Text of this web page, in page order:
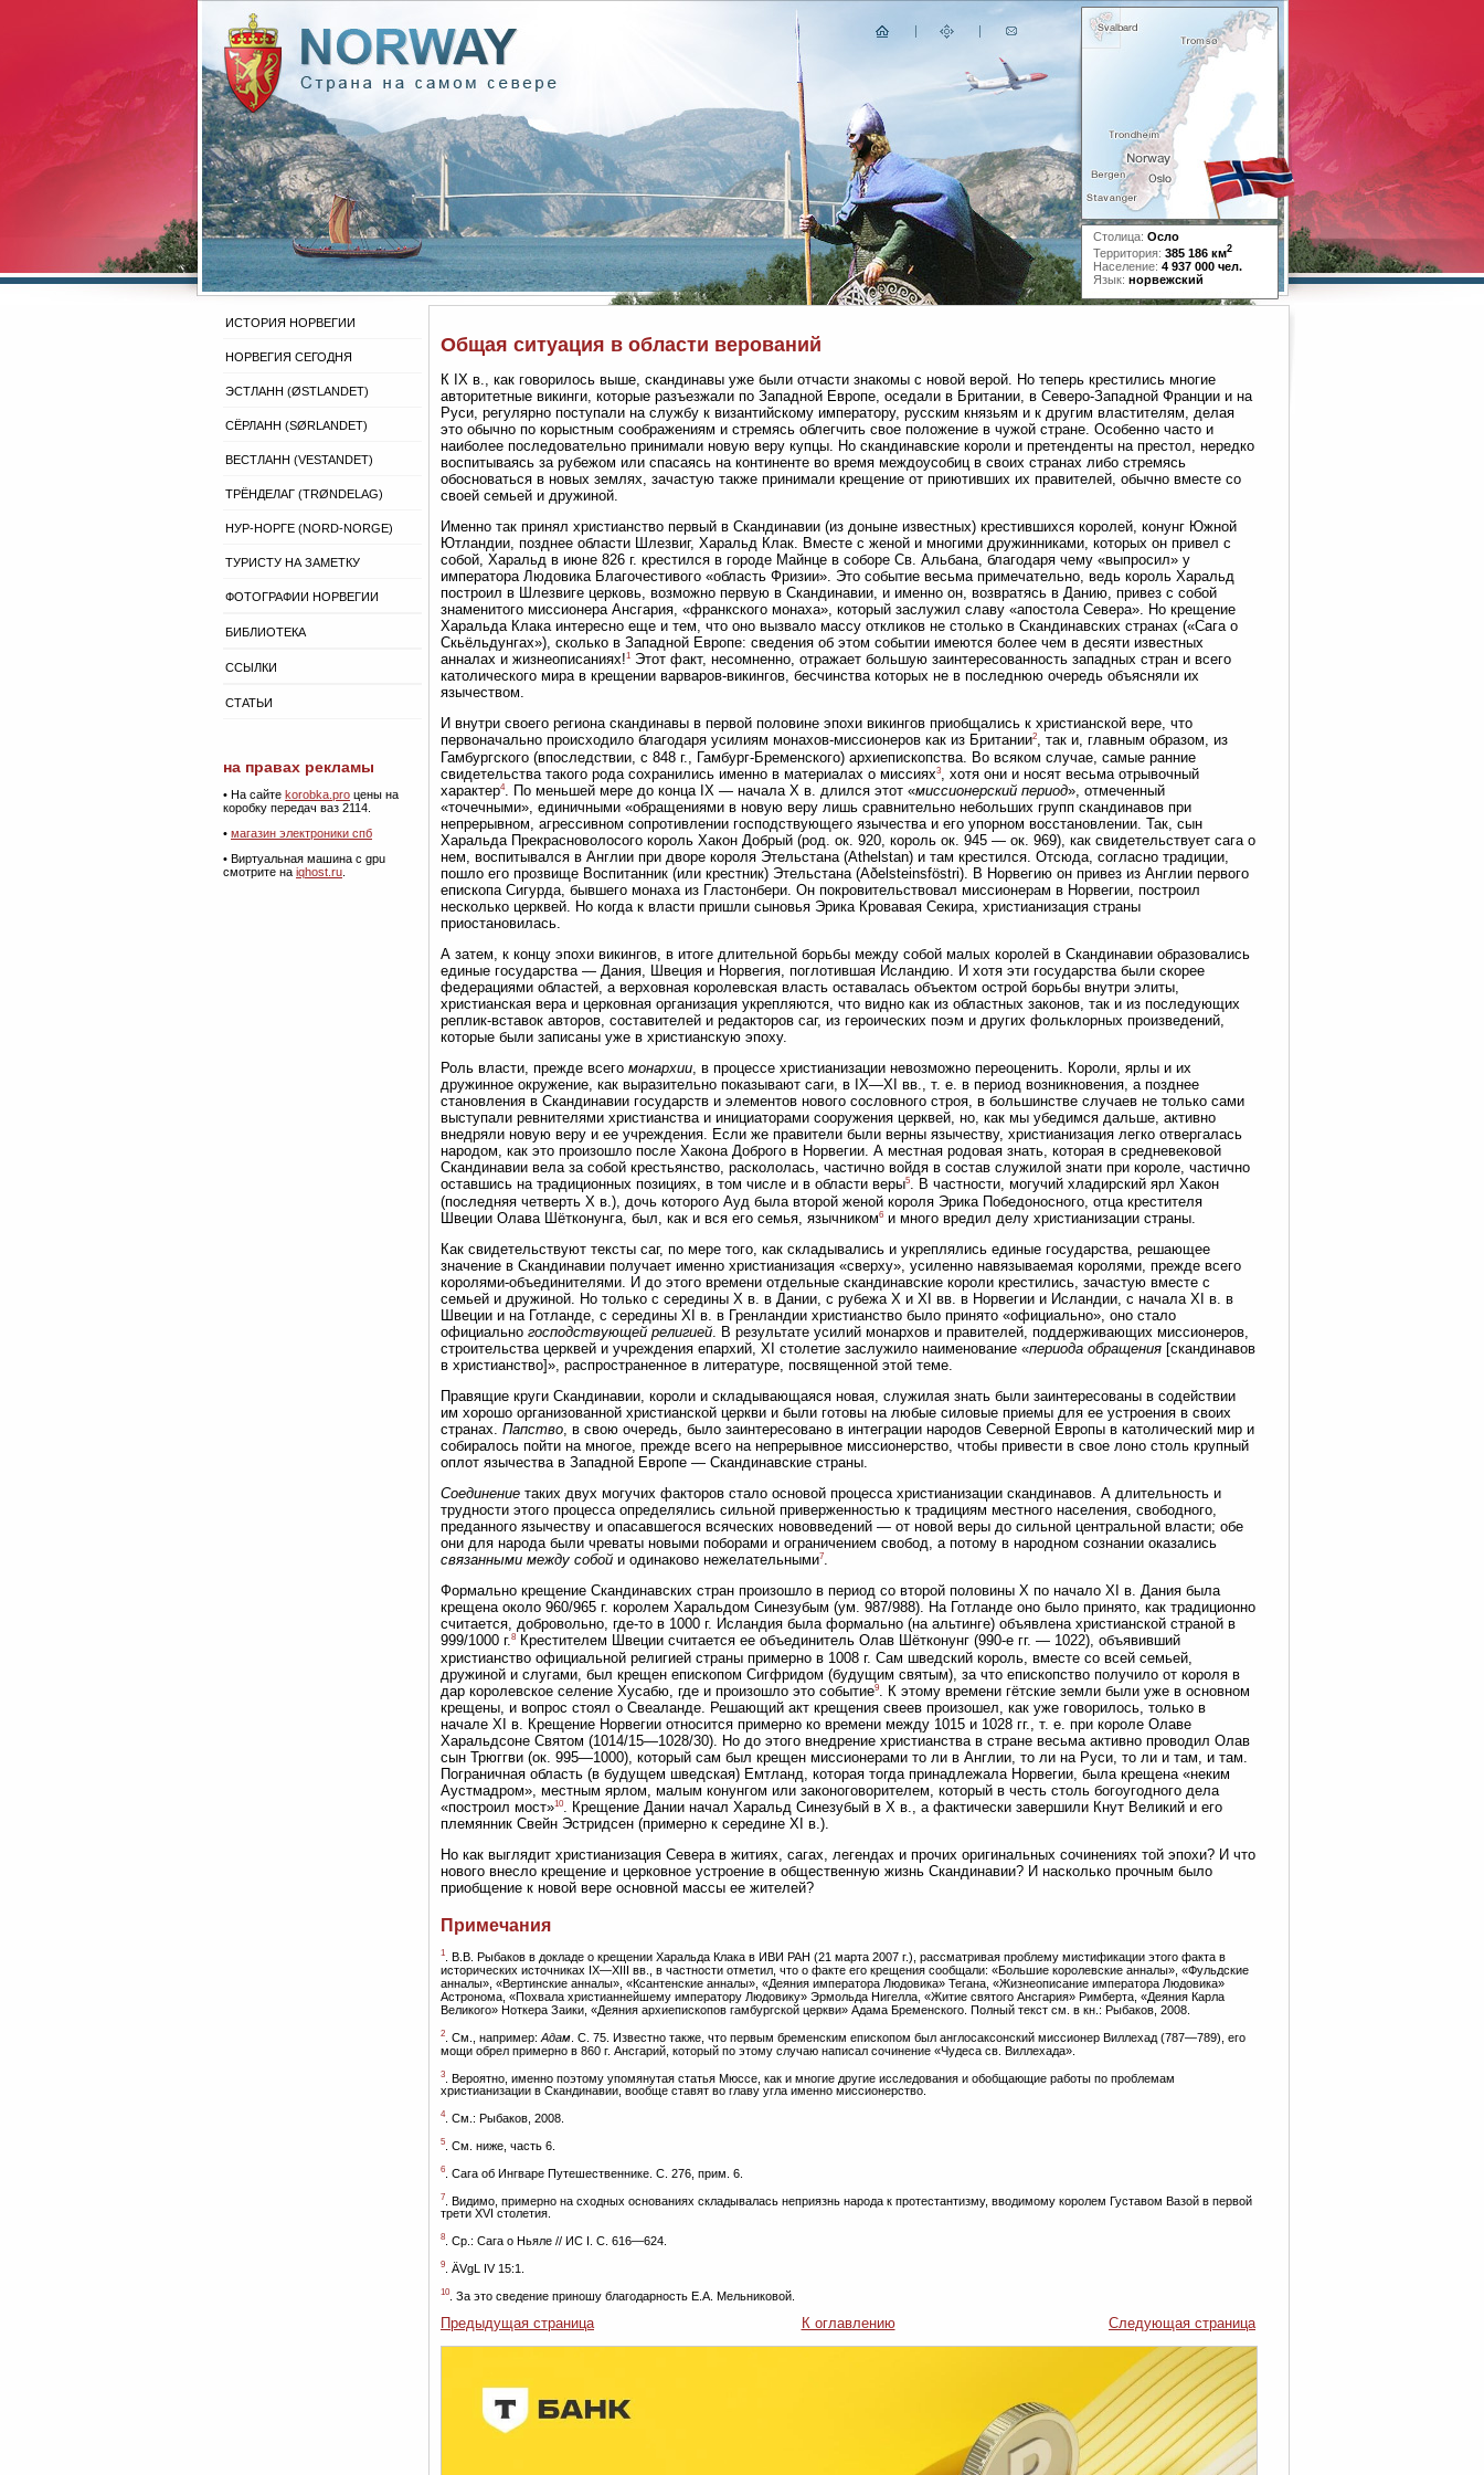
Столица: Осло
Территория: 385 186 км2
Население: 4 937 000 чел.
Язык: норвежский
ИСТОРИЯ НОРВЕГИИ
НОРВЕГИЯ СЕГОДНЯ
ЭСТЛАНН (ØSTLANDET)
СЁРЛАНН (SØRLANDET)
ВЕСТЛАНН (VESTANDET)
ТРЁНДЕЛАГ (TRØNDELAG)
НУР-НОРГЕ (NORD-NORGE)
ТУРИСТУ НА ЗАМЕТКУ
ФОТОГРАФИИ НОРВЕГИИ
БИБЛИОТЕКА
ССЫЛКИ
СТАТЬИ
на правах рекламы
• На сайте korobka.pro цены на
коробку передач ваз 2114.
• магазин электроники спб
• Виртуальная машина с gpu
смотрите на iqhost.ru
Общая ситуация в области верований
К IX в., как говорилось выше, скандинавы уже были отчасти знакомы с новой верой. Но теперь крестились многие
авторитетные викинги, которые разъезжали по Западной Европе, оседали в Британии, в Северо-Западной Франции и на
Руси, регулярно поступали на службу к византийскому императору, русским князьям и к другим властителям, делая
это обычно по корыстным соображениям и стремясь облегчить свое положение в чужой стране. Особенно часто и
наиболее последовательно принимали новую веру купцы. Но скандинавские короли и претенденты на престол, нередко
воспитываясь за рубежом или спасаясь на континенте во время междоусобиц в своих странах либо стремясь
обосноваться в новых землях, зачастую также принимали крещение от приютивших их правителей, обычно вместе со
своей семьей и дружиной.
Именно так принял христианство первый в Скандинавии (из доныне известных) крестившихся королей, конунг Южной
Ютландии, позднее области Шлезвиг, Харальд Клак. Вместе с женой и многими дружинниками, которых он привел с
собой, Харальд в июне 826 г. крестился в городе Майнце в соборе Св. Альбана, благодаря чему «выпросил» у
императора Людовика Благочестивого «область Фризии». Это событие весьма примечательно, ведь король Харальд
построил в Шлезвиге церковь, возможно первую в Скандинавии, и именно он, возвратясь в Данию, привез с собой
знаменитого миссионера Ансгария, «франкского монаха», который заслужил славу «апостола Севера». Но крещение
Харальда Клака интересно еще и тем, что оно вызвало массу откликов не столько в Скандинавских странах («Сага о
Скьёльдунгах»), сколько в Западной Европе: сведения об этом событии имеются более чем в десяти известных
анналах и жизнеописаниях!1 Этот факт, несомненно, отражает большую заинтересованность западных стран и всего
католического мира в крещении варваров-викингов, бесчинства которых не в последнюю очередь объясняли их
язычеством.
И внутри своего региона скандинавы в первой половине эпохи викингов приобщались к христианской вере, что
первоначально происходило благодаря усилиям монахов-миссионеров как из Британии2, так и, главным образом, из
Гамбургского (впоследствии, с 848 г., Гамбург-Бременского) архиепископства. Во всяком случае, самые ранние
свидетельства такого рода сохранились именно в материалах о миссиях3
, хотя они и носят весьма отрывочный
характер4. По меньшей мере до конца IX — начала X в. длился этот «миссионерский период», отмеченный
«точечными», единичными «обращениями в новую веру лишь сравнительно небольших групп скандинавов при
непрерывном, агрессивном сопротивлении господствующего язычества и его упорном восстановлении. Так, сын
Харальда Прекрасноволосого король Хакон Добрый (род. ок. 920, король ок. 945 — ок. 969), как свидетельствует сага о
нем, воспитывался в Англии при дворе короля Этельстана (Athelstan) и там крестился. Отсюда, согласно традиции,
пошло его прозвище Воспитанник (или крестник) Этельстана (Aðelsteinsföstri). В Норвегию он привез из Англии первого
епископа Сигурда, бывшего монаха из Гластонбери. Он покровительствовал миссионерам в Норвегии, построил
несколько церквей. Но когда к власти пришли сыновья Эрика Кровавая Секира, христианизация страны
приостановилась.
А затем, к концу эпохи викингов, в итоге длительной борьбы между собой малых королей в Скандинавии образовались
единые государства — Дания, Швеция и Норвегия, поглотившая Исландию. И хотя эти государства были скорее
федерациями областей, а верховная королевская власть оставалась объектом острой борьбы внутри элиты,
христианская вера и церковная организация укрепляются, что видно как из областных законов, так и из последующих
реплик-вставок авторов, составителей и редакторов саг, из героических поэм и других фольклорных произведений,
которые были записаны уже в христианскую эпоху.
Роль власти, прежде всего монархии, в процессе христианизации невозможно переоценить. Короли, ярлы и их
дружинное окружение, как выразительно показывают саги, в IX—XI вв., т. е. в период возникновения, а позднее
становления в Скандинавии государств и элементов нового сословного строя, в большинстве случаев не только сами
выступали ревнителями христианства и инициаторами сооружения церквей, но, как мы убедимся дальше, активно
внедряли новую веру и ее учреждения. Если же правители были верны язычеству, христианизация легко отвергалась
народом, как это произошло после Хакона Доброго в Норвегии. А местная родовая знать, которая в средневековой
Скандинавии вела за собой крестьянство, раскололась, частично войдя в состав служилой знати при короле, частично
оставшись на традиционных позициях, в том числе и в области веры5. В частности, могучий хладирский ярл Хакон
(последняя четверть X в.), дочь которого Ауд была второй женой короля Эрика Победоносного, отца крестителя
Швеции Олава Шётконунга, был, как и вся его семья, язычником6 и много вредил делу христианизации страны.
Как свидетельствуют тексты саг, по мере того, как складывались и укреплялись единые государства, решающее
значение в Скандинавии получает именно христианизация «сверху», усиленно навязываемая королями, прежде всего
королями-объединителями. И до этого времени отдельные скандинавские короли крестились, зачастую вместе с
семьей и дружиной. Но только с середины X в. в Дании, с рубежа X и XI вв. в Норвегии и Исландии, с начала XI в. в
Швеции и на Готланде, с середины XI в. в Гренландии христианство было принято «официально», оно стало
официально господствующей религией . В результате усилий монархов и правителей, поддерживающих миссионеров,
строительства церквей и учреждения епархий, XI столетие заслужило наименование «периода обращения [скандинавов
в христианство]», распространенное в литературе, посвященной этой теме.
Правящие круги Скандинавии, короли и складывающаяся новая, служилая знать были заинтересованы в содействии
им хорошо организованной христианской церкви и были готовы на любые силовые приемы для ее устроения в своих
странах. Папство , в свою очередь, было заинтересовано в интеграции народов Северной Европы в католический мир и
собиралось пойти на многое, прежде всего на непрерывное миссионерство, чтобы привести в свое лоно столь крупный
оплот язычества в Западной Европе — Скандинавские страны.
Соединение таких двух могучих факторов стало основой процесса христианизации скандинавов. А длительность и
трудности этого процесса определялись сильной приверженностью к традициям местного населения, свободного,
преданного язычеству и опасавшегося всяческих нововведений — от новой веры до сильной центральной власти; обе
они для народа были чреваты новыми поборами и ограничением свобод, а потому в народном сознании оказались
связанными между собой и одинаково нежелательными7.
Формально крещение Скандинавских стран произошло в период со второй половины X по начало XI в. Дания была
крещена около 960/965 г. королем Харальдом Синезубым (ум. 987/988). На Готланде оно было принято, как традиционно
считается, добровольно, где-то в 1000 г. Исландия была формально (на альтинге) объявлена христианской страной в
999/1000 г.8
Крестителем Швеции считается ее объединитель Олав Шётконунг (990-е гг. — 1022), объявивший
христианство официальной религией страны примерно в 1008 г. Сам шведский король, вместе со всей семьей,
дружиной и слугами, был крещен епископом Сигфридом (будущим святым), за что епископство получило от короля в
дар королевское селение Хусабю, где и произошло это событие9
. К этому времени гётские земли были уже в основном
крещены, и вопрос стоял о Свеаланде. Решающий акт крещения свеев произошел, как уже говорилось, только в
начале XI в. Крещение Норвегии относится примерно ко времени между 1015 и 1028 гг., т. е. при короле Олаве
Харальдсоне Святом (1014/15—1028/30). Но до этого внедрение христианства в стране весьма активно проводил Олав
сын Трюггви (ок. 995—1000), который сам был крещен миссионерами то ли в Англии, то ли на Руси, то ли и там, и там.
Пограничная область (в будущем шведская) Емтланд, которая тогда принадлежала Норвегии, была крещена «неким
Аустмадром», местным ярлом, малым конунгом или законоговорителем, который в честь столь богоугодного дела
«построил мост»10. Крещение Дании начал Харальд Синезубый в X в., а фактически завершили Кнут Великий и его
племянник Свейн Эстридсен (примерно к середине XI в.).
Но как выглядит христианизация Севера в житиях, сагах, легендах и прочих оригинальных сочинениях той эпохи? И что
нового внесло крещение и церковное устроение в общественную жизнь Скандинавии? И насколько прочным было
приобщение к новой вере основной массы ее жителей?
Примечания
1
. В.В. Рыбаков в докладе о крещении Харальда Клака в ИВИ РАН (21 марта 2007 г.), рассматривая проблему мистификации этого факта в
исторических источниках IX—XIII вв., в частности отметил, что о факте его крещения сообщали: «Большие королевские анналы», «Фульдские
анналы», «Вертинские анналы», «Ксантенские анналы», «Деяния императора Людовика» Тегана, «Жизнеописание императора Людовика»
Астронома, «Похвала христианнейшему императору Людовику» Эрмольда Нигелла, «Житие святого Ансгария» Римберта, «Деяния Карла
Великого» Ноткера Заики, «Деяния архиепископов гамбургской церкви» Адама Бременского. Полный текст см. в кн.: Рыбаков, 2008.
2 . См., например: Адам . С. 75. Известно также, что первым бременским епископом был англосаксонский миссионер Виллехад (787—789), его
мощи обрел примерно в 860 г. Ансгарий, который по этому случаю написал сочинение «Чудеса св. Виллехада».
3
. Вероятно, именно поэтому упомянутая статья Мюссе, как и многие другие исследования и обобщающие работы по проблемам
христианизации в Скандинавии, вообще ставят во главу угла именно миссионерство.
4. См.: Рыбаков, 2008.
5 . См. ниже, часть 6.
6 . Сага об Ингваре Путешественнике. С. 276, прим. 6.
7
. Видимо, примерно на сходных основаниях складывалась неприязнь народа к протестантизму, вводимому королем Густавом Вазой в первой
трети XVI столетия.
8 . Ср.: Сага о Ньяле // ИС I. С. 616—624.
9 . ÄVgL IV 15:1.
10 . За это сведение приношу благодарность Е.А. Мельниковой.
Предыдущая страница К оглавлению Следующая страница